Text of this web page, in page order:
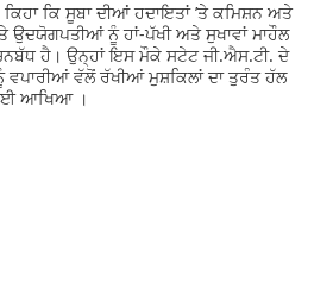
ਕਿ ਸੂਬਾ ਦੀਆਂ ਹਦਾਇਤਾਂ ’ਤੇ ਕਮਿਸ਼ਨ ਅਤੇ
ਉਦਯੋਗਪਤੀਆਂ ਨੂੰ ਹਾਂ-ਪੱਖੀ ਅਤੇ ਸੁਖਾਵਾਂ ਮਾਹੌਲ
ਹੈ। ਉਨ੍ਹਾਂ ਇਸ ਮੌਕੇ ਸਟੇਟ ਜੀ.ਐਸ.ਟੀ. ਦੇ
ਵਪਾਰੀਆਂ ਵੱਲੋਂ ਰੱਖੀਆਂ ਮੁਸ਼ਕਿਲਾਂ ਦਾ ਤੁਰੰਤ ਹੱਲ
ਆਖਿਆ ।